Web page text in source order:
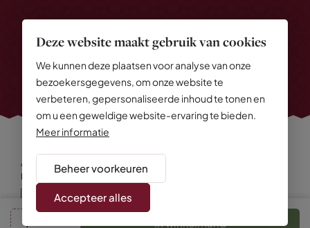
Deze website maakt gebruik van cookies
We kunnen deze plaatsen voor analyse van onze
bezoekersgegevens, om onze website te
verbeteren, gepersonaliseerde inhoud te tonen en
om u een geweldige website-ervaring te bieden.
Meer informatie
Beheer voorkeuren
Accepteer alles
In winkelmand
Alle rechten voorbehouden
Privacy Policy
Algemene voorwaarden